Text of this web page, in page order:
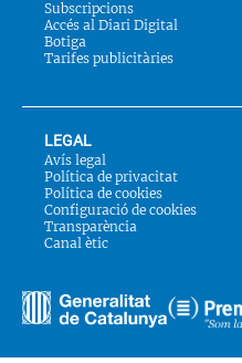
Subscripcions
Accés al Diari Digital
Botiga
Tarifes publicitàries
LEGAL
Avís legal
Política de privacitat
Política de cookies
Configuració de cookies
Transparència
Canal ètic